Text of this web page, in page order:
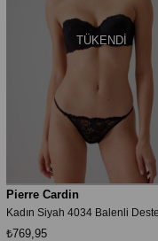
TÜKENDI
Pierre Cardin
₺769,95